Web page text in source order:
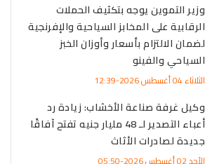
وزير التموين يوجه بتكثيف الحملات
الرقابية على المخابز السياحية والإفرنجية
لضمان الالتزام بأسعار وأوزان الخبز
السياحي والفينو
الثلاثاء 04 أغسطس 2026-12:39
وكيل غرفة صناعة الأخشاب: زيادة رد
أعباء التصدير لـ 48 مليار جنيه تفتح آفاقًا
جديدة لصادرات الأثاث